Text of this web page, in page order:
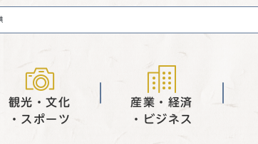
観光・文化
・スポーツ
産業・経済
・ビジネス